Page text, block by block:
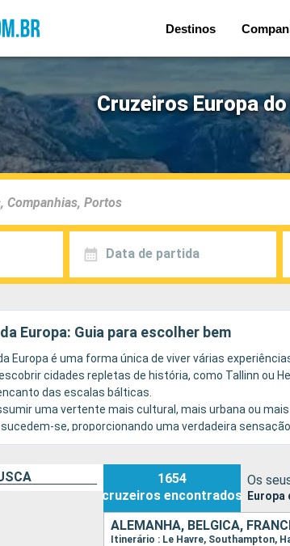
Destinos
Cruzeiros Europa
Data de partida
Europa: Guia para escolher bem
Europa é uma forma única de viver várias
cidades repletas de história, como Tallinn ou
das escalas bálticas.
uma vertente mais cultural, mais urbana ou
se, proporcionando uma verdadeira sensação
1654
cruzeiros encontrados
Os
Europa
ALEMANHA, BÉLGICA,
Itinerário : Le Havre, Southampton,